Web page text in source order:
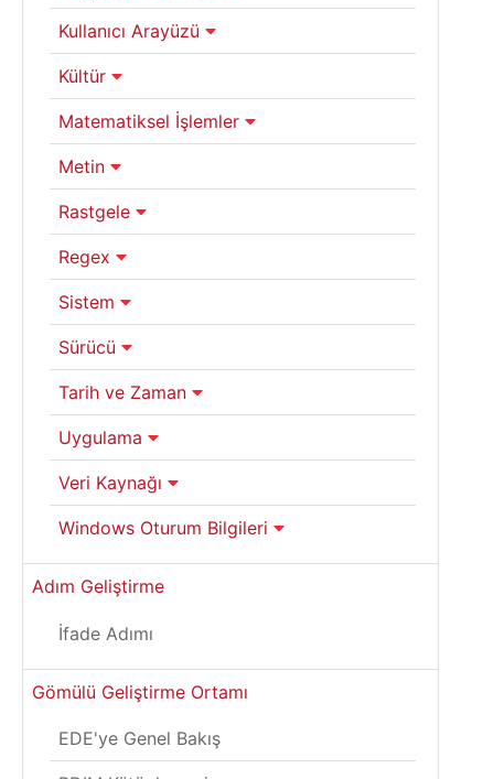
Kullanıcı Arayüzü
Kültür
Matematiksel İşlemler
Metin
Rastgele
Regex
Sistem
Sürücü
Tarih ve Zaman
Uygulama
Veri Kaynağı
Windows Oturum Bilgileri
Adım Geliştirme
İfade Adımı
Gömülü Geliştirme Ortamı
EDE'ye Genel Bakış